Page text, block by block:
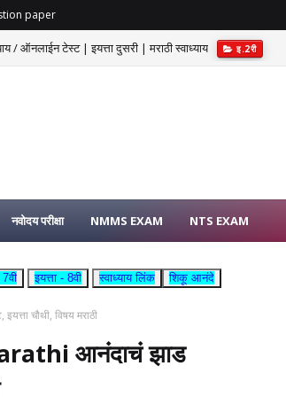
paper
टेस्ट | इयत्ता दुसरी | मराठी स्वाध्याय इ.2री
नवोदय परीक्षा NMMS EXAM NTS EXAM
7वी इयत्ता - 8वी स्वाध्याय लिंक
शिकू आनंदे
चौथी, विषय मराठी
आनंदाचं झाड